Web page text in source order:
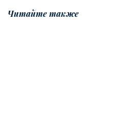
Читайте также